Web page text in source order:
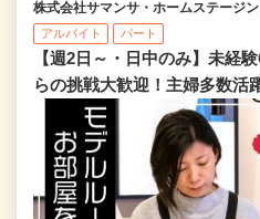
株式会社サマンサ・ホームステージ
アルバイト パート
【週2日～・日中のみ】未経
らの挑戦大歓迎！主婦多数活